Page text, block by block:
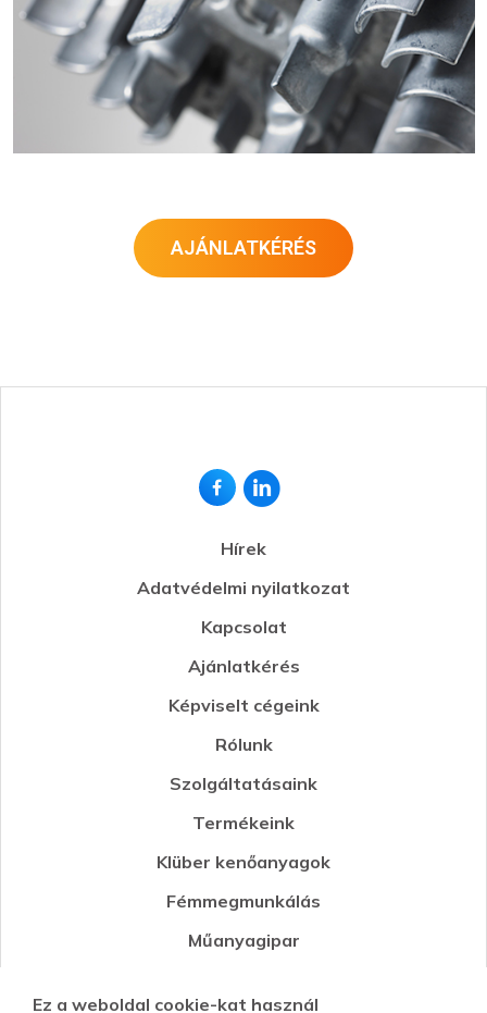
Ez a weboldal cookie-kat használ
AJÁNLATKÉRÉS
Hírek
Adatvédelmi nyilatkozat
Kapcsolat
Ajánlatkérés
Képviselt cégeink
Rólunk
Szolgáltatásaink
Termékeink
Klüber kenőanyagok
Fémmegmunkálás
Műanyagipar